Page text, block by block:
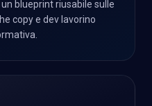
blueprint riusabile sulle
copy e dev lavorino